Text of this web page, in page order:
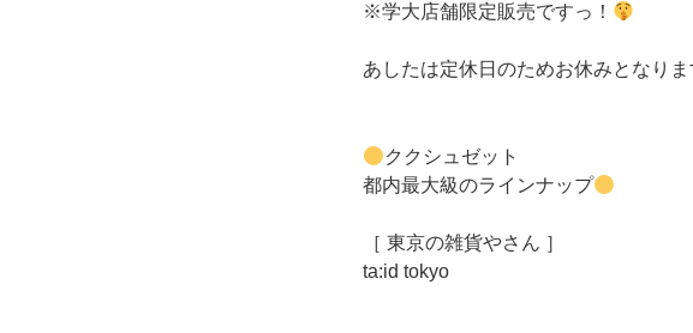
※学大店舗限定販売ですっ！
あしたは定休日のためお休みとなりま
ククシュゼット
都内最大級のラインナップ
［ 東京の雑貨やさん ］
ta:id tokyo